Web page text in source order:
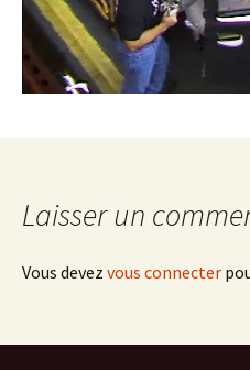
Laisser un
Vous devez vous connecter